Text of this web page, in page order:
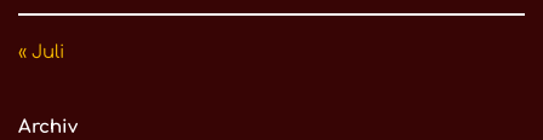
« Juli
Archiv